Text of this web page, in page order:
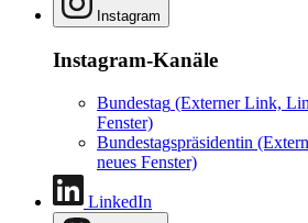
Instagram
Instagram-Kanäle
Bundestag (Externer Link,
Fenster)
Bundestagspräsidentin
neues Fenster)
LinkedIn